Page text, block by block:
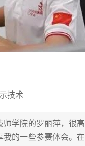
技术
师学院的罗丽萍，很
我的一些参赛体会。